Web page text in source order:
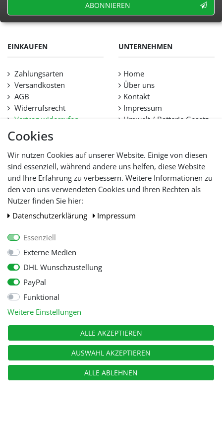
Cookies
Wir nutzen Cookies auf unserer Website. Einige von diesen
sind essenziell, während andere uns helfen, diese Website
und Ihre Erfahrung zu verbessern. Weitere Informationen zu
den von uns verwendeten Cookies und Ihren Rechten als
Nutzer finden Sie hier:
Daten­schutz­erklärung
Impressum
Essenziell
Externe Medien
DHL Wunschzustellung
PayPal
Funktional
Weitere Einstellungen
ALLE AKZEPTIEREN
AUSWAHL AKZEPTIEREN
ALLE ABLEHNEN
ABONNIEREN
EINKAUFEN
Zahlungsarten
Versandkosten
AGB
Widerrufsrecht
Vertrag widerrufen
Datenschutz
Hilfe
Lieferfristen und
Lieferbeschränkung
UNTERNEHMEN
Home
Über uns
Kontakt
Impressum
Umwelt / Batterie Gesetz
WIR AKZEPTIEREN
© Copyright 2026 Tooltraders GmbH. Alle Rechte vorbehalten